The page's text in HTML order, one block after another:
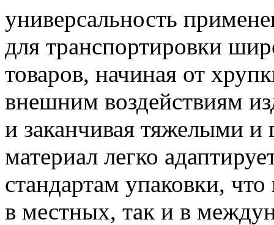
универсальность
для транспортировки
товаров, начиная от
внешним воздействиям
и заканчивая тяжелыми
материал легко
стандартам упаковки, что
в местных, так и в